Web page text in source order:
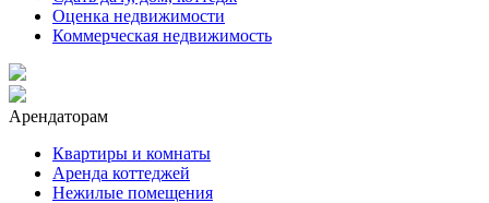
Оценка недвижимости
Коммерческая недвижимость
Арендаторам
Квартиры и комнаты
Аренда коттеджей
Нежилые помещения